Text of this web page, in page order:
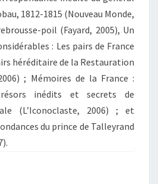
1812-1815 (Nouveau Monde,
poil (Fayard, 2005), Un
: Les pairs de France
héréditaire de la Restauration
; Mémoires de la France :
inédits et secrets de
(L’Iconoclaste, 2006) ; et
du prince de Talleyrand